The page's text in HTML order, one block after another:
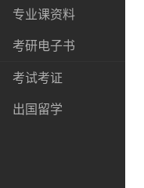
专业课资料
考研电子书
考试考证
出国留学